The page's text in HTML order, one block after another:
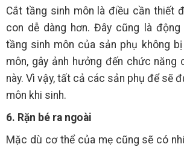
Cắt tầng sinh môn là điều cần thiết
con dễ dàng hơn. Đây cũng là
tầng sinh môn của sản phụ không
môn, gây ảnh hưởng đến chức năng
này. Vì vậy, tất cả các sản phụ để sẽ
môn khi sinh.
6. Rặn bé ra ngoài
Mặc dù cơ thể của mẹ cũng sẽ có